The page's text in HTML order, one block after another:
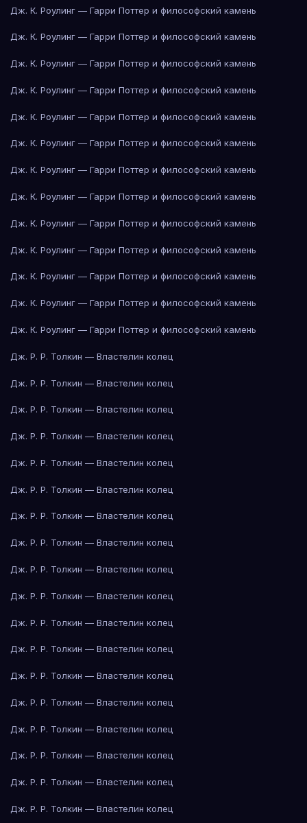
Дж. К. Роулинг — Гарри Поттер и философский камень
Дж. К. Роулинг — Гарри Поттер и философский камень
Дж. К. Роулинг — Гарри Поттер и философский камень
Дж. К. Роулинг — Гарри Поттер и философский камень
Дж. К. Роулинг — Гарри Поттер и философский камень
Дж. К. Роулинг — Гарри Поттер и философский камень
Дж. К. Роулинг — Гарри Поттер и философский камень
Дж. К. Роулинг — Гарри Поттер и философский камень
Дж. К. Роулинг — Гарри Поттер и философский камень
Дж. К. Роулинг — Гарри Поттер и философский камень
Дж. К. Роулинг — Гарри Поттер и философский камень
Дж. К. Роулинг — Гарри Поттер и философский камень
Дж. К. Роулинг — Гарри Поттер и философский камень
Дж. Р. Р. Толкин — Властелин колец
Дж. Р. Р. Толкин — Властелин колец
Дж. Р. Р. Толкин — Властелин колец
Дж. Р. Р. Толкин — Властелин колец
Дж. Р. Р. Толкин — Властелин колец
Дж. Р. Р. Толкин — Властелин колец
Дж. Р. Р. Толкин — Властелин колец
Дж. Р. Р. Толкин — Властелин колец
Дж. Р. Р. Толкин — Властелин колец
Дж. Р. Р. Толкин — Властелин колец
Дж. Р. Р. Толкин — Властелин колец
Дж. Р. Р. Толкин — Властелин колец
Дж. Р. Р. Толкин — Властелин колец
Дж. Р. Р. Толкин — Властелин колец
Дж. Р. Р. Толкин — Властелин колец
Дж. Р. Р. Толкин — Властелин колец
Дж. Р. Р. Толкин — Властелин колец
Дж. Р. Р. Толкин — Властелин колец